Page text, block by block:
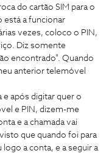
do cartão SIM para o
está a funcionar
vezes, coloco o PIN,
Diz somente
encontrado". Quando
anterior telemóvel
após digitar quer o
e PIN, dizem-me
e a chamada vai
que quando foi para
a conta, e a seguir a